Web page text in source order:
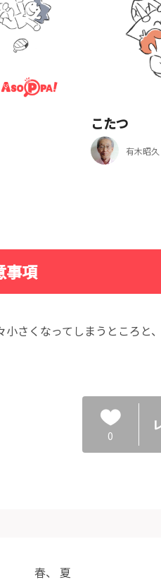
こたつ
有木昭久
事項
さくなってしまうところ
0
春、 夏